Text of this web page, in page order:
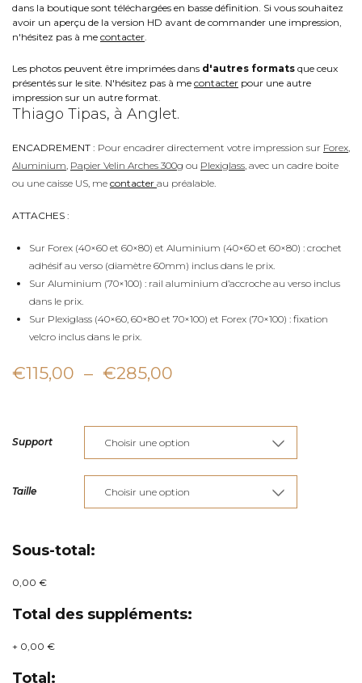
dans la boutique sont téléchargées en basse définition. Si vous souhaitez
avoir un aperçu de la version HD avant de commander une impression,
n'hésitez pas à me contacter
Les photos peuvent être imprimées dans d'autres formats que ceux
présentés sur le site. N'hésitez pas à me contacter pour une autre
impression sur un autre format.
Thiago Tipas, à Anglet.
ENCADREMENT : Pour encadrer directement votre impression sur Forex
Aluminium Papier Velin Arches 300g ou Plexiglass , avec un cadre boite
ou une caisse US, me contacter au préalable.
ATTACHES :
Sur Forex (40×60 et 60×80) et Aluminium (40×60 et 60×80) : crochet
adhésif au verso (diamètre 60mm) inclus dans le prix.
Sur Aluminium (70×100) : rail aluminium d’accroche au verso inclus
dans le prix.
Sur Plexiglass (40×60, 60×80 et 70×100) et Forex (70×100) : fixation
velcro inclus dans le prix.
€115,00 – €285,00
prix :
€115,00
à
€285,00
Support
Taille
Sous-total:
0,00 €
Total des suppléments:
+ 0,00 €
Total: